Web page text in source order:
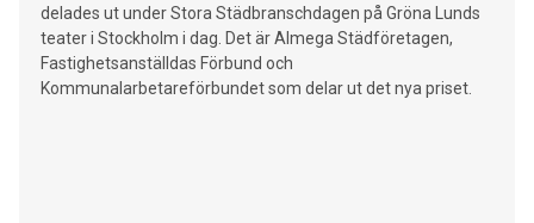
delades ut under Stora Städbranschdagen på Gröna Lunds
teater i Stockholm i dag. Det är Almega Städföretagen,
Fastighetsanställdas Förbund och
Kommunalarbetareförbundet som delar ut det nya priset.